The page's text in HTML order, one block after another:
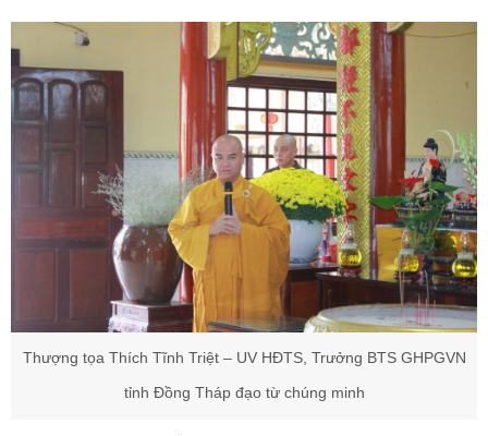
Thượng tọa Thích Tĩnh Triệt – UV HĐTS, Trưởng BTS GHPGVN
tỉnh Đồng Tháp đạo từ chúng minh